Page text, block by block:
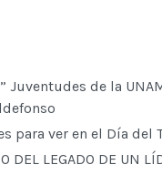
de la
para ver en el Día del
DEL LEGADO DE UN